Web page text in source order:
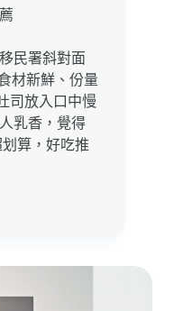
民署斜對面
材新鮮、份量
司放入口中慢
乳香，覺得
算，好吃推